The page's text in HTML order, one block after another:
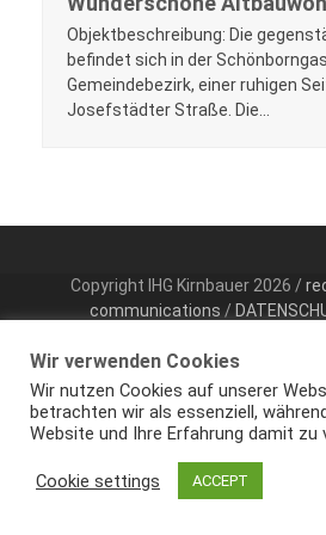
Objektbeschreibung: Die
befindet sich in der
Gemeindebezirk, einer ruhigen
Josefstädter Straße. Die…
Copyright IHG Kirnbauer 2026 /
communications /
Wir verwenden Cookies
Wir nutzen Cookies auf unserer
betrachten wir als essenziell,
Website und Ihre Erfahrung damit zu
Cookie settings ACCEPT